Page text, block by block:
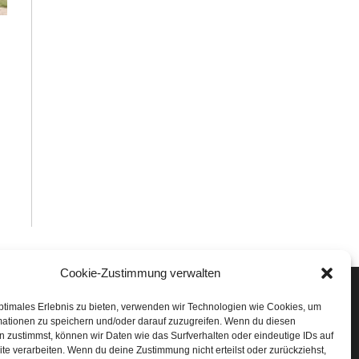
Cookie-Zustimmung verwalten
Erlebnis zu bieten, verwenden wir Technologien wie Cookies, um
zu speichern und/oder darauf zuzugreifen. Wenn du diesen
zustimmst, können wir Daten wie das Surfverhalten oder eindeutige IDs auf
verarbeiten. Wenn du deine Zustimmung nicht erteilst oder zurückziehst,
Run